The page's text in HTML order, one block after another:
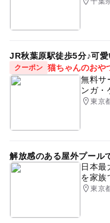
JR秋葉原駅徒歩5分♪可
クーポン 猫ちゃんのお
無料サ
ンガ・
東京
解放感のある屋外プール
日本最
を家族
東京